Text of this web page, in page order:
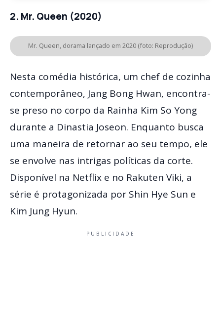
2. Mr. Queen (2020)
Mr. Queen, dorama lançado em 2020 (foto: Reprodução)
Nesta comédia histórica, um chef de cozinha
contemporâneo, Jang Bong Hwan, encontra-
se preso no corpo da Rainha Kim So Yong
durante a Dinastia Joseon. Enquanto busca
uma maneira de retornar ao seu tempo, ele
se envolve nas intrigas políticas da corte.
Disponível na Netflix e no Rakuten Viki, a
série é protagonizada por Shin Hye Sun e
Kim Jung Hyun.
PUBLICIDADE